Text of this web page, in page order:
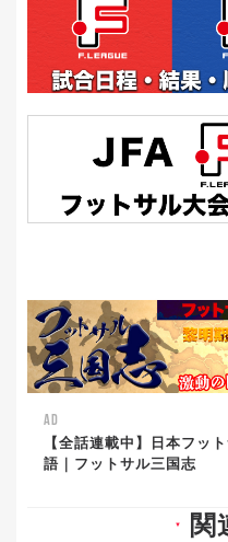
AD
【全話連載中】日本フッ
語｜フットサル三国志
▼ 関